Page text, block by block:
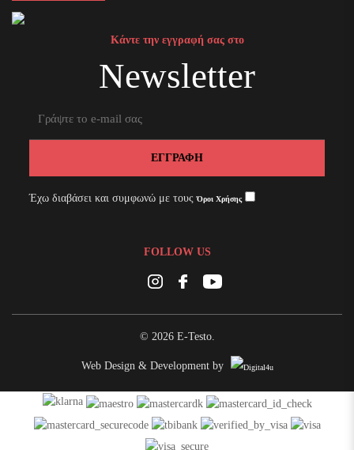
Κάντε την εγγραφή σας στο
Newsletter
ΕΓΓΡΑΦΉ
Έχω διαβάσει και συμφωνώ με τουςΌροι Χρήσης
FOLLOW US
InstagramFacebook Youtube
© 2026 E-Testo.
Web Design & Development by